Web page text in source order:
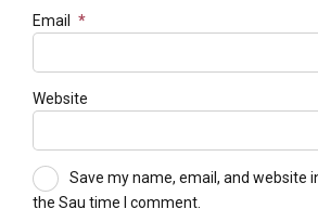
Email *
Website
Save my name, email, and website
the Sau time I comment.